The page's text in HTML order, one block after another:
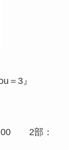
＝3』
2部：